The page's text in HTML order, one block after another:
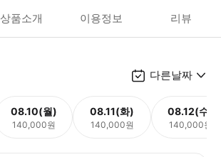
상품소개 이용정보 리뷰
다른날짜
08.10(월)
140,000원
08.11(화)
140,000원
08.12(수)
140,000원